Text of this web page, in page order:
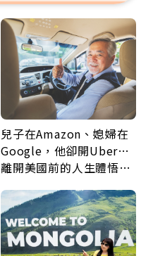
兒子在Amazon、媳婦在
Google，他卻開Uber…
離開美國前的人生體悟：